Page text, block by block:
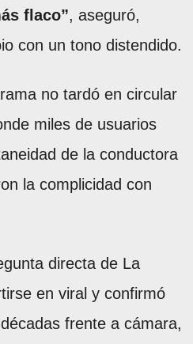
flaco”, aseguró,
con un tono distendido.
no tardó en circular
miles de usuarios
de la conductora
la complicidad con
directa de La
en viral y confirmó
frente a cámara,